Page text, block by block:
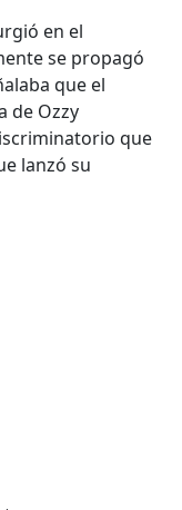
en el
se propagó
que el
de Ozzy
que
lanzó su